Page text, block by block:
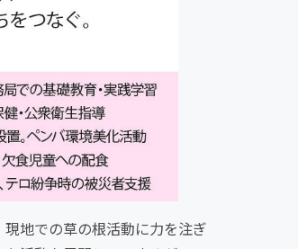
地での草の根活動に力を注ぎ